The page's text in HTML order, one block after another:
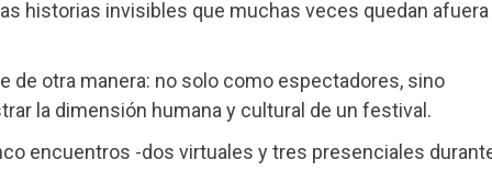
historias invisibles que muchas veces quedan afuera
de otra manera: no solo como espectadores, sino
la dimensión humana y cultural de un festival.
encuentros -dos virtuales y tres presenciales